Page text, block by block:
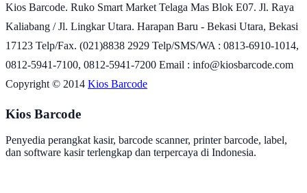
Kios Barcode. Ruko Smart Market Telaga Mas Blok E07. Jl. Raya
Kaliabang / Jl. Lingkar Utara. Harapan Baru - Bekasi Utara, Bekasi
17123 Telp/Fax. (021)8838 2929 Telp/SMS/WA : 0813-6910-1014,
0812-5941-7100, 0812-5941-7200 Email : info@kiosbarcode.com
Copyright © 2014 Kios Barcode
Kios Barcode
Penyedia perangkat kasir, barcode scanner, printer barcode, label,
dan software kasir terlengkap dan terpercaya di Indonesia.